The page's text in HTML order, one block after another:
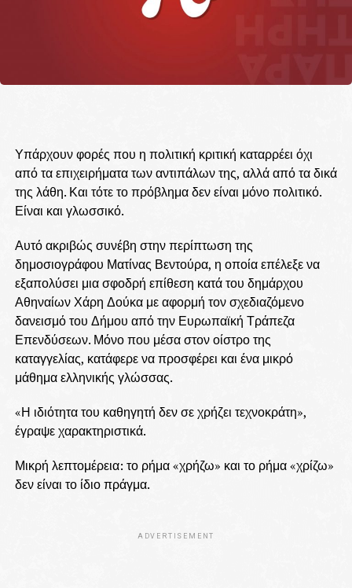
Υπάρχουν φορές που η πολιτική κριτική καταρρέει όχι
από τα επιχειρήματα των αντιπάλων της, αλλά από τα δικά
της λάθη. Και τότε το πρόβλημα δεν είναι μόνο πολιτικό.
Είναι και γλωσσικό.
Αυτό ακριβώς συνέβη στην περίπτωση της
δημοσιογράφου Ματίνας Βεντούρα, η οποία επέλεξε να
εξαπολύσει μια σφοδρή επίθεση κατά του δημάρχου
Αθηναίων Χάρη Δούκα με αφορμή τον σχεδιαζόμενο
δανεισμό του Δήμου από την Ευρωπαϊκή Τράπεζα
Επενδύσεων. Μόνο που μέσα στον οίστρο της
καταγγελίας, κατάφερε να προσφέρει και ένα μικρό
μάθημα ελληνικής γλώσσας.
«Η ιδιότητα του καθηγητή δεν σε χρήζει τεχνοκράτη»,
έγραψε χαρακτηριστικά.
Μικρή λεπτομέρεια: το ρήμα «χρήζω» και το ρήμα «χρίζω»
δεν είναι το ίδιο πράγμα.
ADVERTISEMENT